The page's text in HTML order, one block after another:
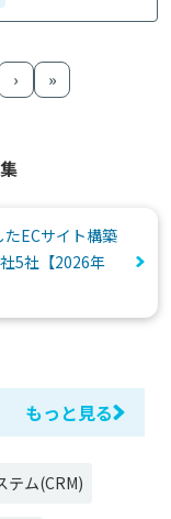
› »
ECサイト構築
5社【2026年
もっと見る
テム(CRM)